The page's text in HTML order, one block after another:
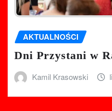
AKTUALNOŚCI
Dni Przystani w
Kamil Krasowski